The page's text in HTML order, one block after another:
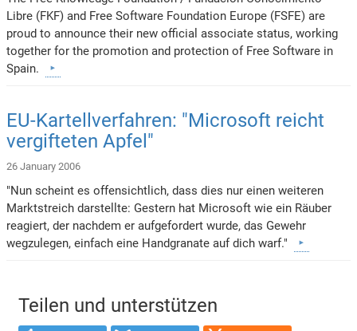
Libre (FKF) and Free Software Foundation Europe (FSFE) are
proud to announce their new official associate status, working
together for the promotion and protection of Free Software in
Spain.
EU-Kartellverfahren: "Microsoft reicht
vergifteten Apfel"
26 January 2006
"Nun scheint es offensichtlich, dass dies nur einen weiteren
Marktstreich darstellte: Gestern hat Microsoft wie ein Räuber
reagiert, der nachdem er aufgefordert wurde, das Gewehr
wegzulegen, einfach eine Handgranate auf dich warf."
Teilen und unterstützen